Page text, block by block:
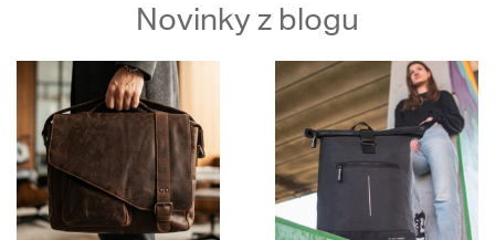
Novinky z blogu